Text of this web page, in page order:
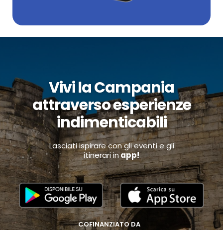
Vivi la Campania
attraverso esperienze
indimenticabili
Lasciati ispirare con gli eventi e gli
itinerari inapp!
COFINANZIATO DA